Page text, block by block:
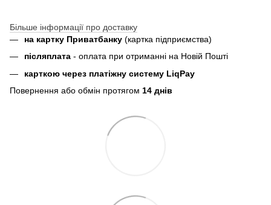
Більше інформації про доставку
на картку Приватбанку (картка підприємства)
пiсляплата - оплата при отриманнi на Новій Пошті
карткою через платіжну систему LiqPay
Повернення або обмін протягом 14 днів